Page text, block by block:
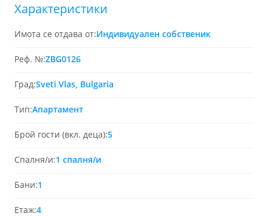
Характеристики
Имота се отдава от:Индивидуален собственик
Реф. №:ZBG0126
Град:Sveti Vlas, Bulgaria
Тип:Апартамент
Брой гости (вкл. деца):5
Спалня/и:1 спалня/и
Бани:1
Етаж:4